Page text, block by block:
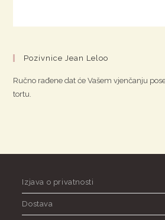
Pozivnice Jean Leloo
Ručno rađene dat će Vašem vjenčanju
tortu.
Izjava o privatnosti
Dostava